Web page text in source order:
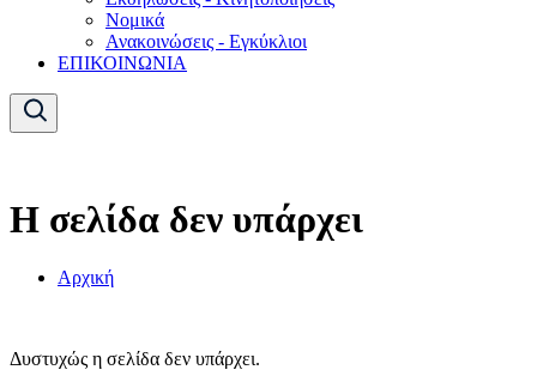
Νομικά
Ανακοινώσεις - Εγκύκλιοι
ΕΠΙΚΟΙΝΩΝΙΑ
Η σελίδα δεν υπάρχει
Αρχική
Δυστυχώς η σελίδα δεν υπάρχει.